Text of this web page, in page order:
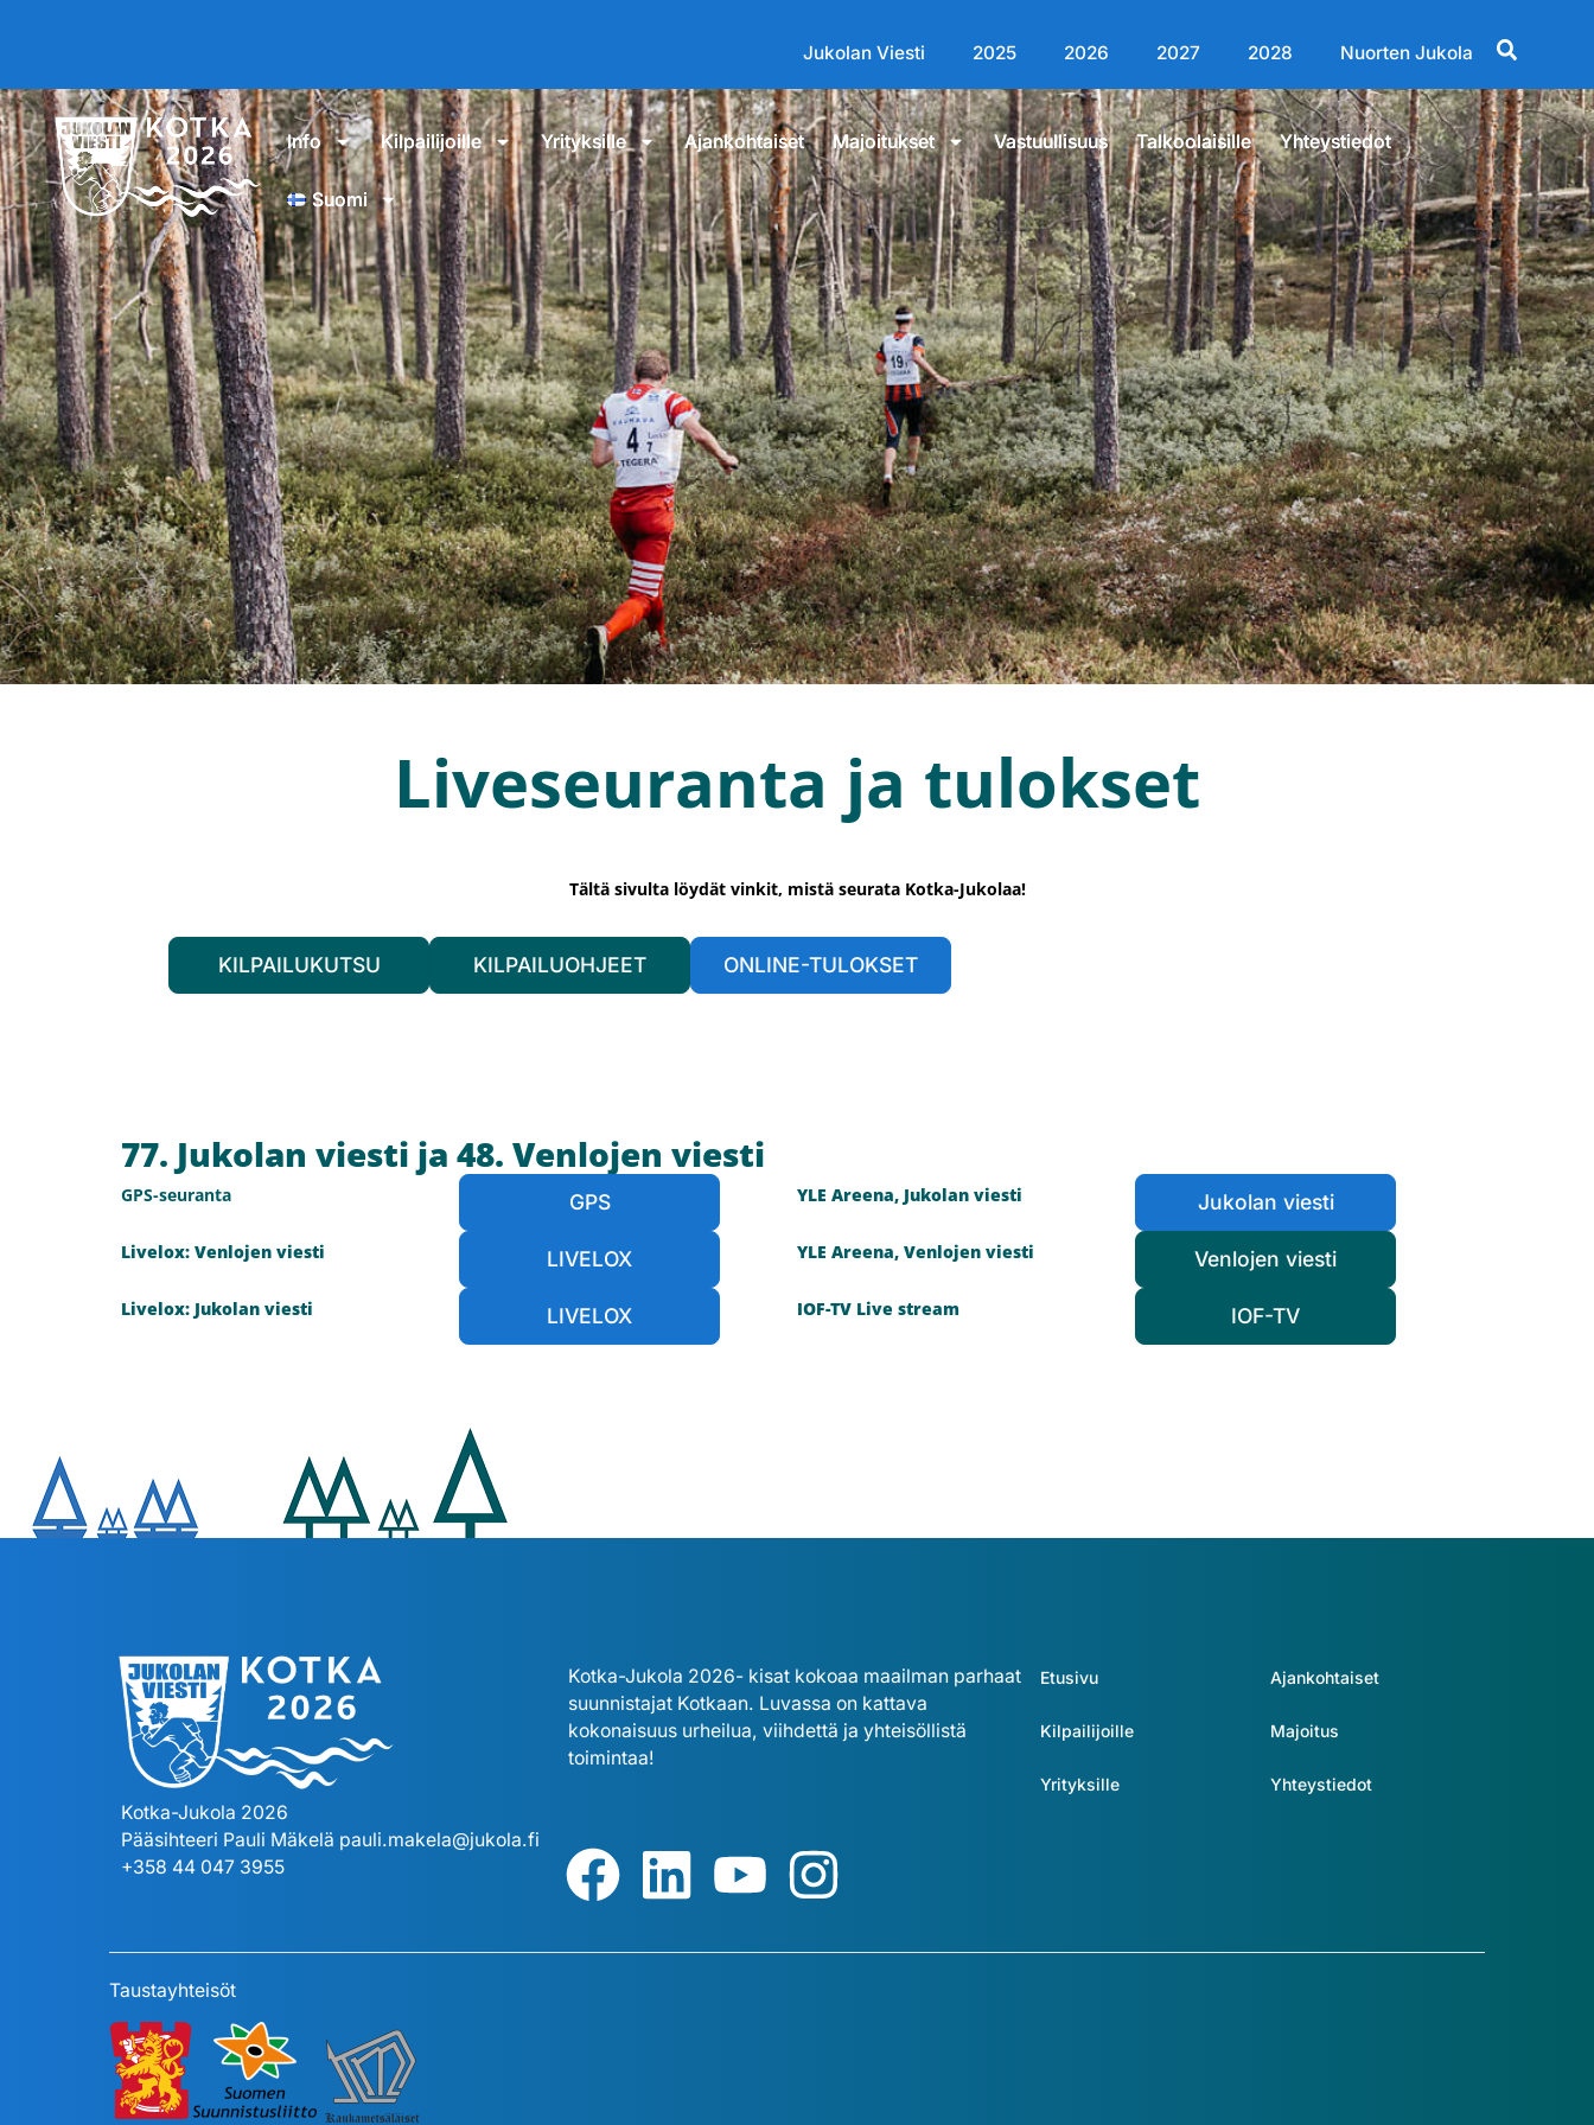
Jukolan Viesti 2025 2026 2027 2028 Nuorten Jukola
Info Kilpailijoille Yrityksille Ajankohtaiset Majoitukset Vastuullisuus Talkoolaisille Yhteystiedot
Suomi
Liveseuranta ja tulokset
Tältä sivulta löydät vinkit, mistä seurata Kotka-Jukolaa!
KILPAILUKUTSU KILPAILUOHJEET ONLINE-TULOKSET
77. Jukolan viesti ja 48. Venlojen viesti
GPS-seuranta GPS YLE Areena, Jukolan viesti Jukolan viesti
Livelox: Venlojen viesti LIVELOX YLE Areena, Venlojen viesti Venlojen viesti
Livelox: Jukolan viesti LIVELOX IOF-TV Live stream IOF-TV
Kotka-Jukola 2026
Pääsihteeri Pauli Mäkelä pauli.makela@jukola.fi
+358 44 047 3955
Kotka-Jukola 2026- kisat kokoaa maailman parhaat
suunnistajat Kotkaan. Luvassa on kattava
kokonaisuus urheilua, viihdettä ja yhteisöllistä
toimintaa!
Etusivu
Kilpailijoille
Yrityksille
Ajankohtaiset
Majoitus
Yhteystiedot
Taustayhteisöt